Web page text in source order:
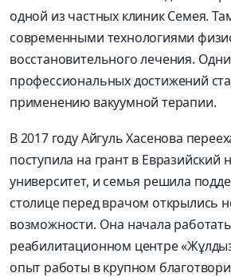
одной из частных клиник Семея.
современными технологиями
восстановительного лечения.
профессиональных достижений
применению вакуумной терапии.
В 2017 году Айгуль Хасенова
поступила на грант в
университет, и семья решила
столице перед врачом открылись
возможности. Она начала
реабилитационном центре
опыт работы в крупном